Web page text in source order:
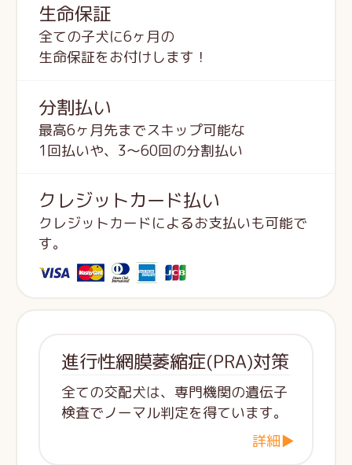
生命保証
全ての子犬に6ヶ月の
生命保証をお付けします！
分割払い
最高6ヶ月先までスキップ可能な
1回払いや、3～60回の分割払い
クレジットカード払い
クレジットカードによるお支払いも可能で
す。
進行性網膜萎縮症(PRA)対策
全ての交配犬は、専門機関の遺伝子
検査でノーマル判定を得ています。
詳細▶